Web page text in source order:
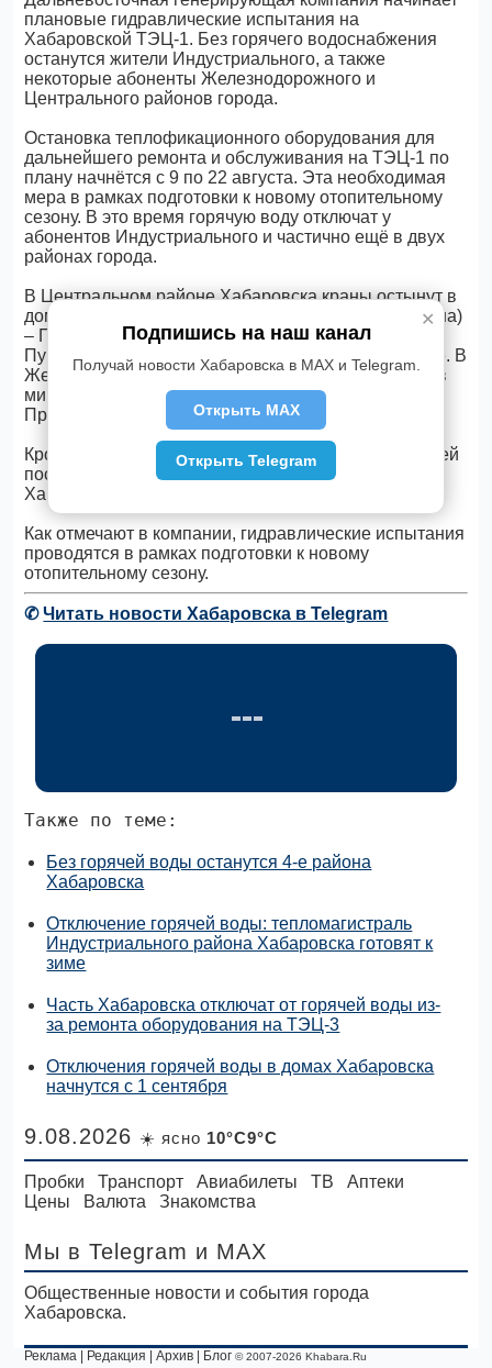
плановые гидравлические испытания на
Хабаровской ТЭЦ-1. Без горячего водоснабжения
останутся жители Индустриального, а также
некоторые абоненты Железнодорожного и
Центрального районов города.
Остановка теплофикационного оборудования для
дальнейшего ремонта и обслуживания на ТЭЦ-1 по
плану начнётся с 9 по 22 августа. Эта необходимая
мера в рамках подготовки к новому отопительному
сезону. В это время горячую воду отключат у
абонентов Индустриального и частично ещё в двух
районах города.
В Центральном районе Хабаровска краны остынут в
домах в границах улиц Гамарника (нечетная сторона)
– Пушкина (до ул. К-Маркса) – Мухина (от ул.
Пушкина до ул. Ленинградская), в Рабочем городке. В
Железнодорожном районе горячей воды не будет в
микрорайоне «ДОСов», ул. Костромской,
Промышленной, Хабаровской.
Кроме того, отключения произойдут в домах жителей
поселков Ильинка, Ракитное и Сосновка
Хабаровского района.
Как отмечают в компании, гидравлические испытания
проводятся в рамках подготовки к новому
отопительному сезону.
✆Читать новости Хабаровска в Telegram
Также по теме:
Без горячей воды останутся 4-е района
Хабаровска
Отключение горячей воды: тепломагистраль
Индустриального района Хабаровска готовят к
зиме
Часть Хабаровска отключат от горячей воды из-
за ремонта оборудования на ТЭЦ-3
Отключения горячей воды в домах Хабаровска
начнутся с 1 сентября
✕
Подпишись на наш канал
Получай новости Хабаровска в MAX и Telegram.
Открыть MAX
Открыть Telegram
9.08.2026 ☀️ ясно 10°C9°C
Пробки Транспорт Авиабилеты ТВ
Аптеки
Цены
Валюта Знакомства
Мы в Telegram и MAX
Общественные новости и события города
Хабаровска.
Реклама Редакция |Архив Блог © 2007-2026 Khabara.Ru